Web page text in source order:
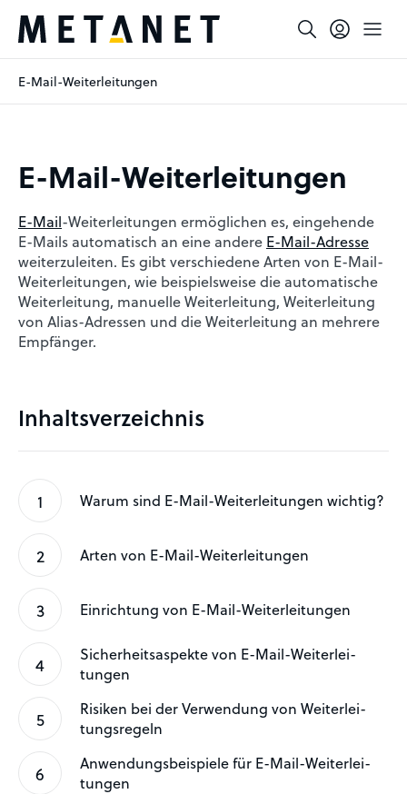
E-Mail-Weiter­lei­tungen
E-Mail-Weiter­lei­tungen
E-Mail-Weiterleitungen ermöglichen es, eingehende
E-Mails automatisch an eine andere E-Mail-Adresse
weiterzuleiten. Es gibt verschiedene Arten von E-Mail-
Weiterleitungen, wie beispielsweise die automatische
Weiterleitung, manuelle Weiterleitung, Weiterleitung
von Alias-Adressen und die Weiterleitung an mehrere
Empfänger.
Inhaltsverzeichnis
Warum sind E-Mail-Weiter­lei­tungen wichtig?
Arten von E-Mail-Weiter­lei­tungen
Einrichtung von E-Mail-Weiter­lei­tungen
Sicher­heits­a­spekte von E-Mail-Weiter­lei­
tungen
Risiken bei der Verwendung von Weiter­lei­
tungs­regeln
Anwen­dungs­bei­spiele für E-Mail-Weiter­lei­
tungen